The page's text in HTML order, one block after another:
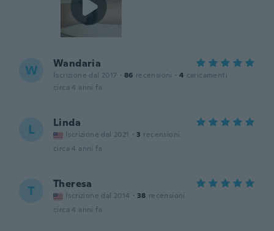
W Wandaria
Iscrizione dal 2017 · 86 recensioni · 4 caricamenti
circa 4 anni fa
L Linda
Iscrizione dal 2021 · 3 recensioni
circa 4 anni fa
T Theresa
Iscrizione dal 2014 · 38 recensioni
circa 4 anni fa